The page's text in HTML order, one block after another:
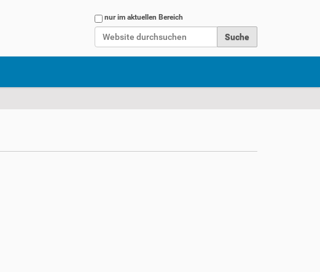
Website durchsuchen
nur im aktuellen Bereich